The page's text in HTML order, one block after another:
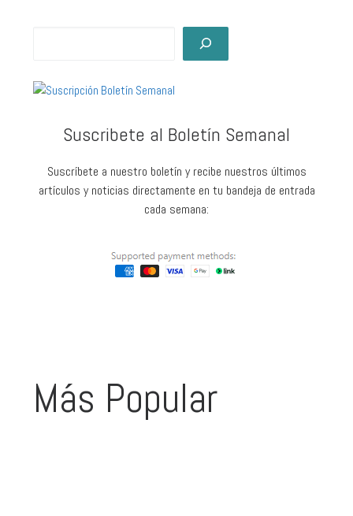
Suscribete al Boletín Semanal
Suscríbete a nuestro boletín y recibe nuestros últimos
artículos y noticias directamente en tu bandeja de entrada
cada semana:
Más Popular